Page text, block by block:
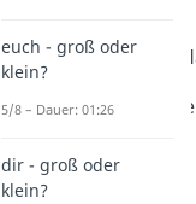
nach hause
fahren oder nach
Dauer: 02:12
tun, tuen oder
backt oder bäckt?
Dauer: 01:28
euch - groß oder
klein?
5/8 – Dauer: 01:26
dir - groß oder
klein?